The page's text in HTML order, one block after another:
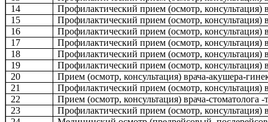
14
Профилактический прием (осмотр, консультация)
15
Профилактический прием (осмотр, консультация)
16
Профилактический прием (осмотр, консультация)
17
Профилактический прием (осмотр, консультация)
18
Профилактический прием (осмотр, консультация)
19
Профилактический прием (осмотр, консультация)
20
Прием (осмотр, консультация) врача-акушера-
21
Профилактический прием (осмотр, консультация)
22
Прием (осмотр, консультация) врача-стоматолога
23
Профилактический прием (осмотр, консультация)